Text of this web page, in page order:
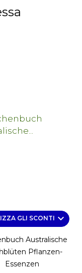
GLI SCONTI keyboard_arrow_down
Australische
Pflanzen-
Essenzen